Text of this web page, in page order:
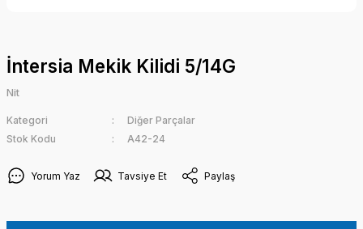
İntersia Mekik Kilidi 5/14G
Nit
Kategori
Diğer Parçalar
Stok Kodu
A42-24
Yorum Yaz Tavsiye Et Paylaş